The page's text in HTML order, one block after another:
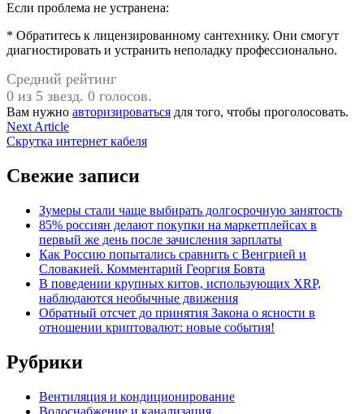
Если проблема не устранена:
* Обратитесь к лицензированному сантехнику. Они смогут
диагностировать и устранить неполадку профессионально.
Средний рейтинг
0 из 5 звезд. 0 голосов.
Вам нужно авторизироваться для того, чтобы проголосовать.
Навигация
по
записям
Next ArticleNext
article:
Скрутка интернет кабеля
Свежие записи
Зумеры стали чаще выбирать долгосрочную занятость
85% россиян делают покупки на маркетплейсах в
первый же день после зачисления зарплаты
Как Россию попытались сравнить с Венгрией и
Словакией. Комментарий Георгия Бовта
В поведении крупных китов, использующих XRP,
наблюдаются необычные движения
Обратный отсчет до принятия Закона о ясности в
отношении криптовалют: новые события!
Рубрики
Вентиляция и кондиционирование
Водоснабжение и канализация